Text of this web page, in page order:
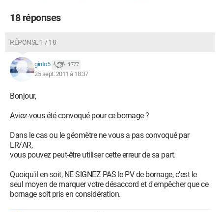
18 réponses
RÉPONSE 1 / 18
ginto5 4 777
25 sept. 2011 à 18:37
Bonjour,
Aviez-vous été convoqué pour ce bornage ?
Dans le cas ou le géomètre ne vous a pas convoqué par
LR/AR,
vous pouvez peut-être utiliser cette erreur de sa part.
Quoiqu'il en soit, NE SIGNEZ PAS le PV de bornage, c'est le
seul moyen de marquer votre désaccord et d'empêcher que ce
bornage soit pris en considération.